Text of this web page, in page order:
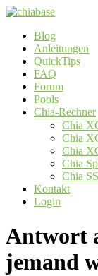
Zum
springen
chiabase
CHIA
Info-
Community
Seite
Menü
Blog
Anleitungen
QuickTips
FAQ
Forum
Pools
Chia-Rechner
Chia
Chia
Chia
Chia
Chia
Kontakt
Login
Antwort
jemand